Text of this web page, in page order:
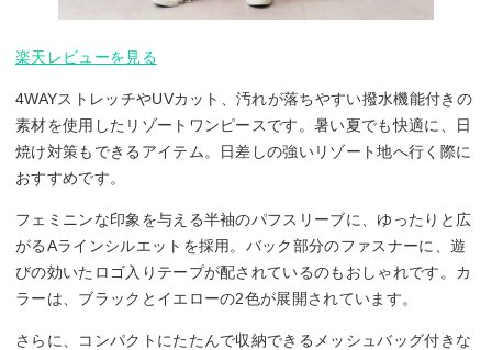
楽天レビューを見る
4WAYストレッチやUVカット、汚れが落ちやすい撥水機能付きの
素材を使用したリゾートワンピースです。暑い夏でも快適に、日
焼け対策もできるアイテム。日差しの強いリゾート地へ行く際に
おすすめです。
フェミニンな印象を与える半袖のパフスリーブに、ゆったりと広
がるAラインシルエットを採用。バック部分のファスナーに、遊
びの効いたロゴ入りテープが配されているのもおしゃれです。カ
ラーは、ブラックとイエローの2色が展開されています。
さらに、コンパクトにたたんで収納できるメッシュバッグ付きな